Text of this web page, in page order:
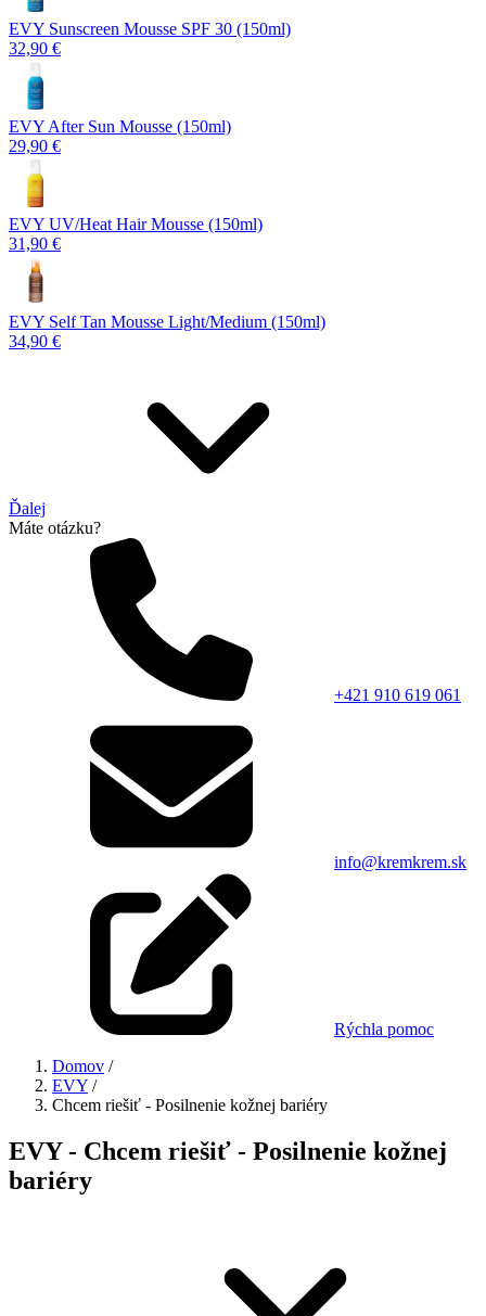
EVY Sunscreen Mousse SPF 30 (150ml)
32,90 €
EVY After Sun Mousse (150ml)
29,90 €
EVY UV/Heat Hair Mousse (150ml)
31,90 €
EVY Self Tan Mousse Light/Medium (150ml)
34,90 €
Ďalej
Máte otázku?
+421 910 619 061
info@kremkrem.sk
Rýchla pomoc
Domov /
EVY /
Chcem riešiť - Posilnenie kožnej bariéry
EVY - Chcem riešiť - Posilnenie kožnej
bariéry